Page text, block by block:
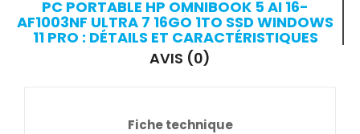
PC PORTABLE HP OMNIBOOK 5 AI 16-
AF1003NF ULTRA 7 16GO 1TO SSD WINDOWS
11 PRO : DÉTAILS ET CARACTÉRISTIQUES
AVIS (0)
Fiche technique